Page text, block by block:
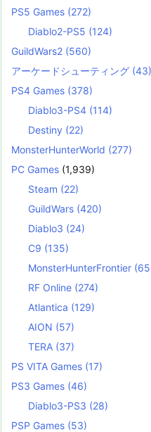
PS5 Games (272)
Diablo2-PS5 (124)
GuildWars2 (560)
アーケードシューティング (43)
PS4 Games (378)
Diablo3-PS4 (114)
Destiny (22)
MonsterHunterWorld (277)
PC Games (1,939)
Steam (22)
GuildWars (420)
Diablo3 (24)
C9 (135)
MonsterHunterFrontier
RF Online (274)
Atlantica (129)
AION (57)
TERA (37)
PS VITA Games (17)
PS3 Games (46)
Diablo3-PS3 (28)
PSP Games (53)